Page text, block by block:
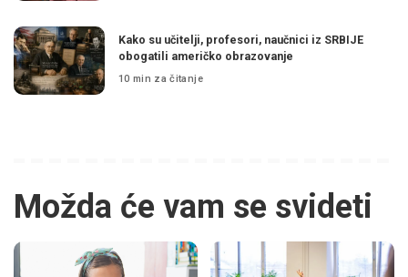
Kako su učitelji, profesori, naučnici iz SRBIJE
obogatili američko obrazovanje
10 min za čitanje
Možda će vam se svideti